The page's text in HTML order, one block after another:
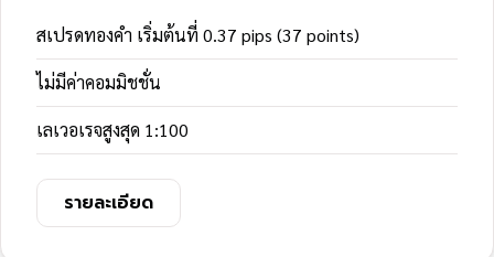
สเปรดทองคำ เริ่มต้นที่ 0.37 pips (37 points)
ไม่มีค่าคอมมิชชั่น
เลเวอเรจสูงสุด 1:100
รายละเอียด